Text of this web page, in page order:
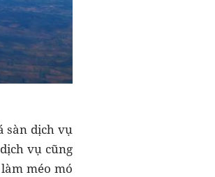
sàn dịch vụ
vụ cũng
méo mó